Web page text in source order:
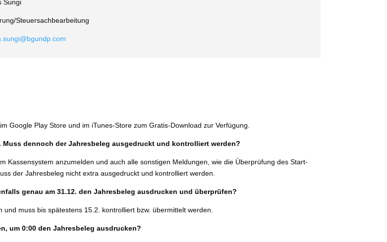
Sungi
Steuersachbearbeitung
Google Play Store und im iTunes-Store zum Gratis-Download zur Verfügung.
den­noch der Jahresbeleg aus­ge­druckt und kon­trol­liert werden?
Kassensystem anzu­mel­den und auch alle sons­ti­gen Meldungen, wie die Überprüfung des Start-
der Jahresbeleg nicht extra aus­ge­druckt und kon­trol­liert werden.
genau am 31.12. den Jahresbeleg aus­dru­cken und überprüfen?
muss bis spä­tes­tens 15.2. kon­trol­liert bzw. über­mit­telt werden.
um 0:00 den Jahresbeleg ausdrucken?